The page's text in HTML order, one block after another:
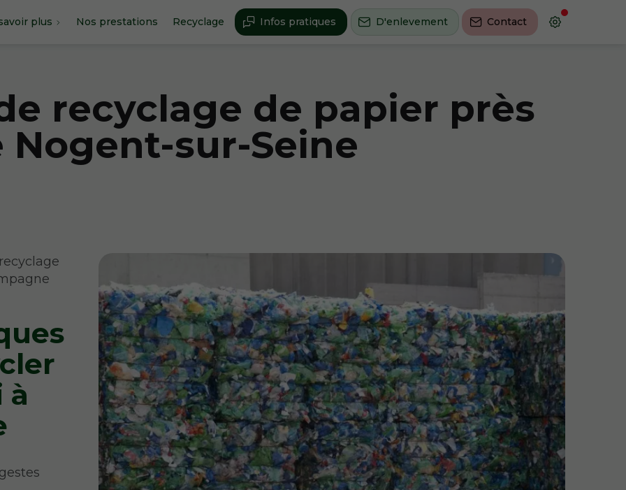
plus Nos prestations Recyclage Infos pratiques D'enlevement Contact
recyclage de papier près
Nogent-sur-Seine
à